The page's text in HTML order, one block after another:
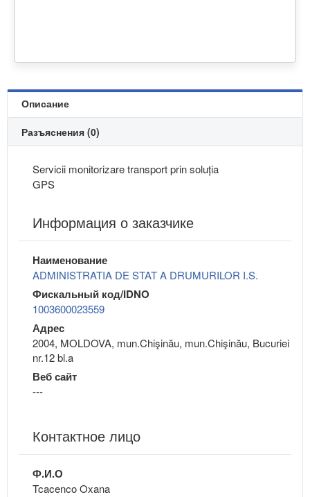
Описание
Разъяснения (0)
Servicii monitorizare transport prin soluția
GPS
Информация о заказчике
Наименование
ADMINISTRATIA DE STAT A DRUMURILOR I.S.
Фискальный код/IDNO
1003600023559
Адрес
2004, MOLDOVA, mun.Chişinău, mun.Chişinău, Bucuriei
nr.12 bl.a
Веб сайт
---
Контактное лицо
Ф.И.О
Tcacenco Oxana